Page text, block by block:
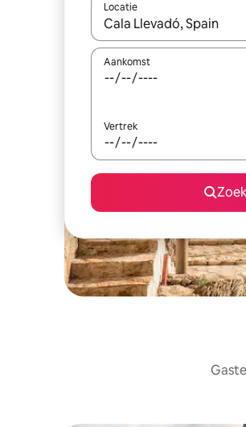
Locatie
Wanneer er suggesties
Aankomst
Vertrek